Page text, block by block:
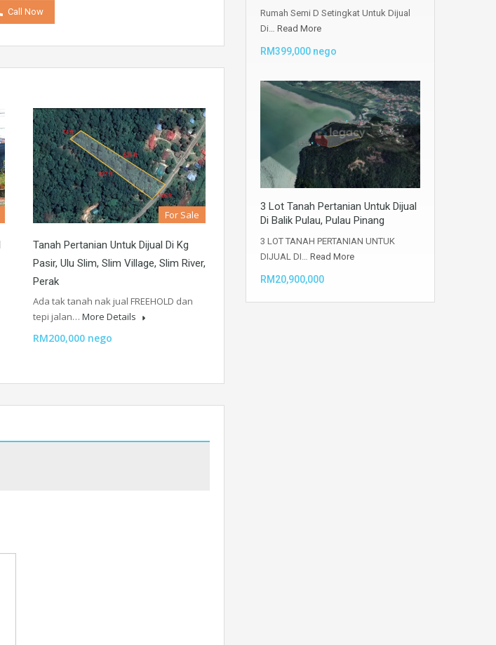
Call Now
For Sale
Tanah Pertanian Untuk Dijual Di Kg
Pasir, Ulu Slim, Slim Village, Slim River,
Perak
Ada tak tanah nak jual FREEHOLD dan
tepi jalan… More Details
RM200,000 nego
Rumah Semi D Setingkat Untuk Dijual
Di… Read More
RM399,000 nego
3 Lot Tanah Pertanian Untuk Dijual
Di Balik Pulau, Pulau Pinang
3 LOT TANAH PERTANIAN UNTUK
DIJUAL DI… Read More
RM20,900,000